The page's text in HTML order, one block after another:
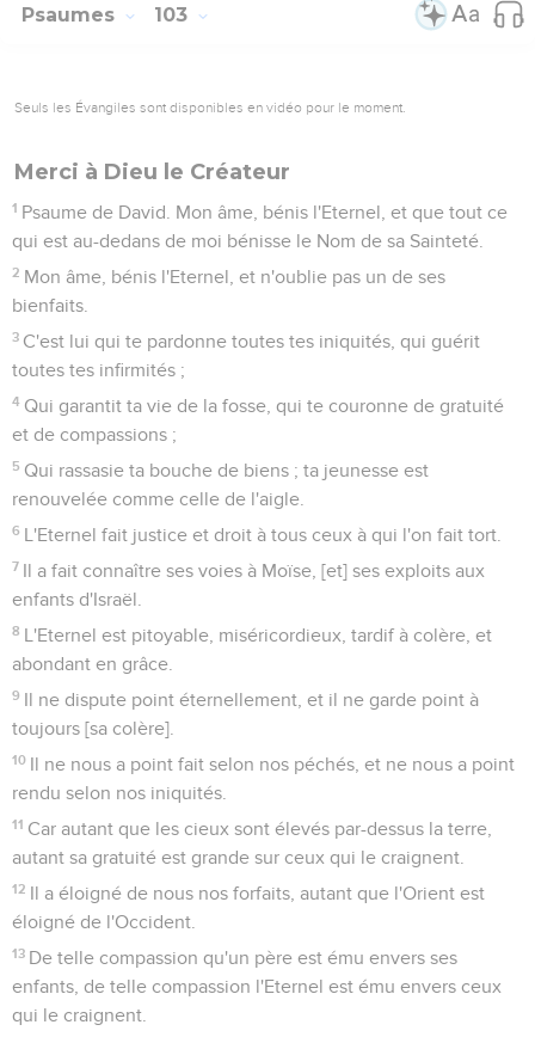
Psaumes 103
Seuls les Évangiles sont disponibles en vidéo pour le moment.
Merci à Dieu le Créateur
1 Psaume de David. Mon âme, bénis l'Eternel, et que tout ce
qui est au-dedans de moi bénisse le Nom de sa Sainteté.
2 Mon âme, bénis l'Eternel, et n'oublie pas un de ses
bienfaits.
3 C'est lui qui te pardonne toutes tes iniquités, qui guérit
toutes tes infirmités ;
4 Qui garantit ta vie de la fosse, qui te couronne de gratuité
et de compassions ;
5 Qui rassasie ta bouche de biens ; ta jeunesse est
renouvelée comme celle de l'aigle.
6 L'Eternel fait justice et droit à tous ceux à qui l'on fait tort.
7 Il a fait connaître ses voies à Moïse, [et] ses exploits aux
enfants d'Israël.
8 L'Eternel est pitoyable, miséricordieux, tardif à colère, et
abondant en grâce.
9 Il ne dispute point éternellement, et il ne garde point à
toujours [sa colère].
10 Il ne nous a point fait selon nos péchés, et ne nous a point
rendu selon nos iniquités.
11 Car autant que les cieux sont élevés par-dessus la terre,
autant sa gratuité est grande sur ceux qui le craignent.
12 Il a éloigné de nous nos forfaits, autant que l'Orient est
éloigné de l'Occident.
13 De telle compassion qu'un père est ému envers ses
enfants, de telle compassion l'Eternel est ému envers ceux
qui le craignent.